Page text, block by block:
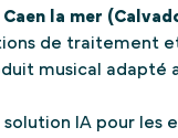
la mer
de traitement et
musical adapté
IA pour les